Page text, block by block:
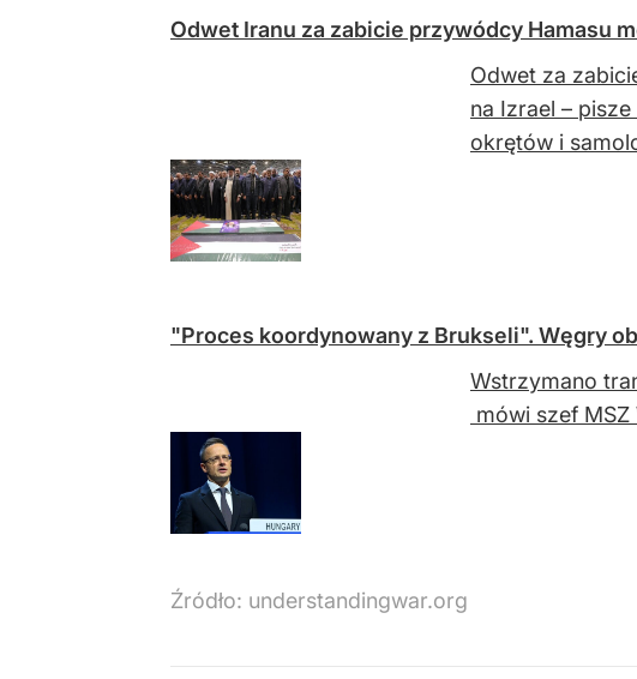
Odwet Iranu za zabicie przywódcy Hamasu
Odwet za
na Izrael –
okrętów i
"Proces koordynowany z Brukseli". Węgry
Wstrzymano
mówi szef
Źródło: understandingwar.org